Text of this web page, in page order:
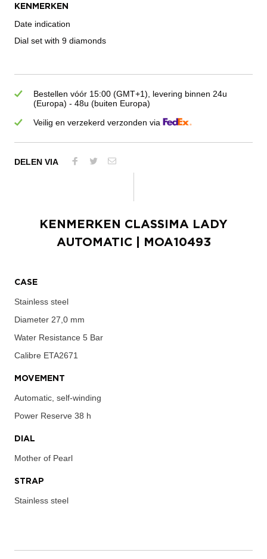
KENMERKEN
Date indication
Dial set with 9 diamonds
Bestellen vóór 15:00 (GMT+1), levering binnen 24u
(Europa) - 48u (buiten Europa)
Veilig en verzekerd verzonden via
DELEN VIA
KENMERKEN CLASSIMA LADY
AUTOMATIC| MOA10493
CASE
Stainless steel
Diameter 27,0 mm
Water Resistance 5 Bar
Calibre ETA2671
MOVEMENT
Automatic, self-winding
Power Reserve 38 h
DIAL
Mother of Pearl
STRAP
Stainless steel